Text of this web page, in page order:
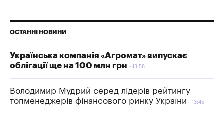
ОСТАННІ НОВИНИ
Українська компанія «Агромат» випускає
облігації ще на 100 млн грн
13:58
Володимир Мудрий серед лідерів рейтингу
топменеджерів фінансового ринку України
13:45